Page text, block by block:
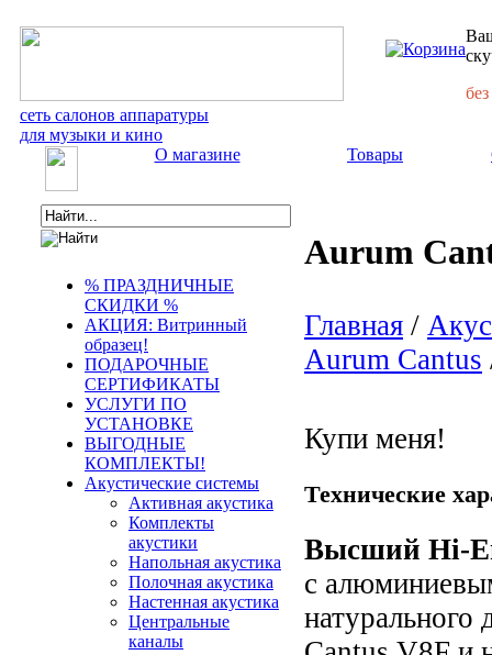
сеть салонов аппаратуры
для музыки и кино
О магазине Товары
% ПРАЗДНИЧНЫЕ
СКИДКИ %
АКЦИЯ: Витринный
образец!
ПОДАРОЧНЫЕ
СЕРТИФИКАТЫ
УСЛУГИ ПО
УСТАНОВКЕ
ВЫГОДНЫЕ
КОМПЛЕКТЫ!
Акустические системы
Активная акустика
Комплекты
акустики
Напольная акустика
Полочная акустика
Настенная акустика
Центральные
каналы
Aurum
Главная /
Aurum Cantus
Купи меня!
Технические
Высший Hi-
с